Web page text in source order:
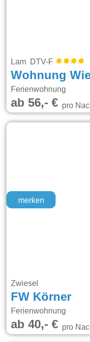
Lam DTV-F
Wohnung
Ferienwohnung
ab 56,- €pro
merken
Zwiesel
FW Körner
Ferienwohnung
ab 40,- €pro